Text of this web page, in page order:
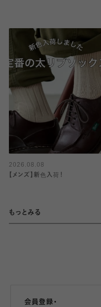
2026.08.08
【メンズ】新色入荷！
もっとみる
会員登録・